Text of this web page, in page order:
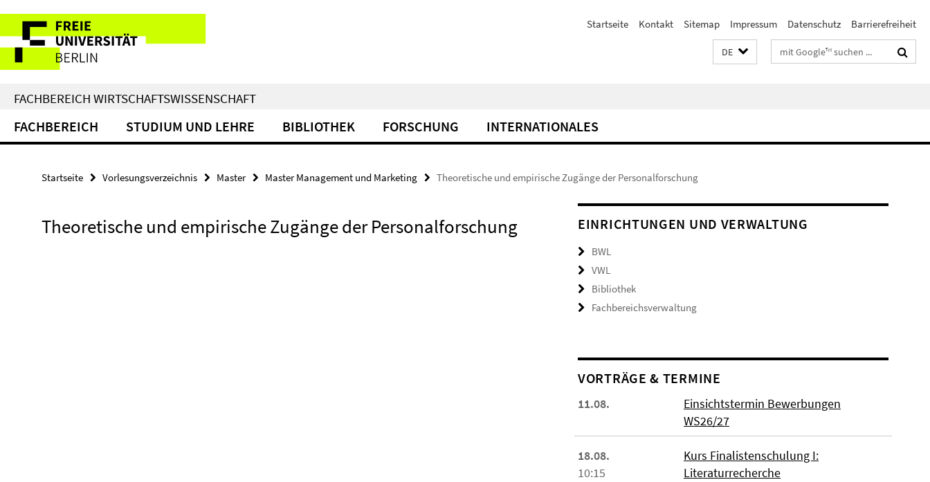
direkt
Inhalt
Service-
Navigation
Startseite Kontakt Sitemap Impressum Datenschutz Barrierefreiheit
DE Suchbegriffe
FACHBEREICH WIRTSCHAFTSWISSENSCHAFT
FACHBEREICH STUDIUM UND LEHRE BIBLIOTHEK FORSCHUNG INTERNATIONALES
Startseite Vorlesungsverzeichnis Master Master Management und Marketing Theoretische und empirische Zugänge der Personalforschung
Theoretische und empirische Zugänge der Personalforschung EINRICHTUNGEN UND VERWALTUNG
BWL
VWL
Bibliothek
Fachbereichsverwaltung
VORTRÄGE & TERMINE
11.08.
Einsichtstermin Bewerbungen
WS26/27
18.08.
10:15
Kurs Finalistenschulung I:
Literaturrecherche